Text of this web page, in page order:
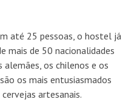
até 25 pessoas, o hostel já
mais de 50 nacionalidades
alemães, os chilenos e os
os mais entusiasmados
artesanais.